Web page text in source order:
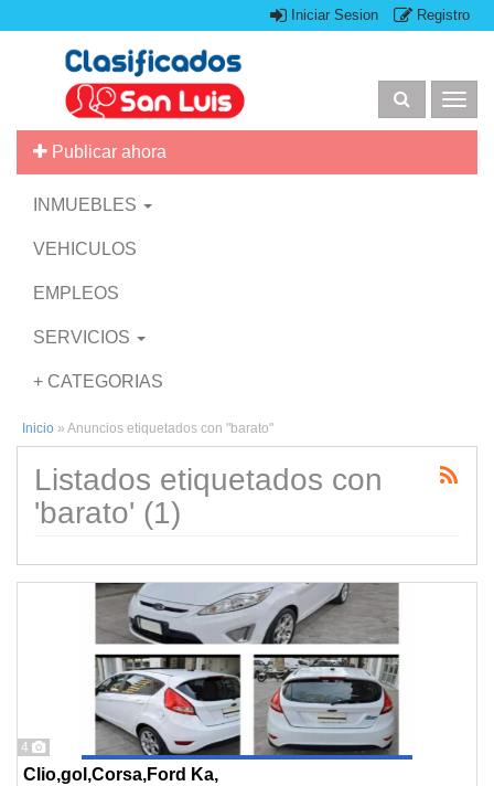
Iniciar Sesion Registro
Publicar ahora
INMUEBLES
VEHICULOS
EMPLEOS
SERVICIOS
+ CATEGORIAS
Inicio » Anuncios etiquetados con "barato"
Listados etiquetados con
'barato' (1)
4
Clio,gol,Corsa,Ford Ka,